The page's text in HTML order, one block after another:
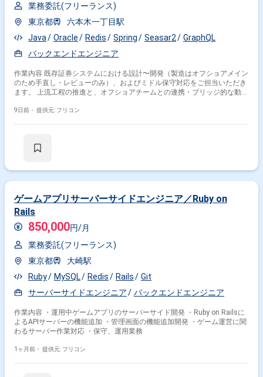
業務委託(フリーランス)
東京都
六本木一丁目駅
Java
Oracle Redis Spring Seasar2
GraphQL
バックエンドエンジニア
作業内容 既存証券システムにおける設計〜開発（製造はオフショアメイン
のため手直し・レビューのみ）、およびミドル保守対応をご担当いただき
ます。 上流工程の推進と、オフショアチームとの連携・ブリッジ的な動き
細設計、ソースレビュー、ミドル保守運用
9日前・ 提供元: フリコン
ゲームアプリサーバーサイドエンジニア／Ruby on
Rails
850,000円/月
業務委託(フリーランス)
東京都
大崎駅
Ruby
MySQL Redis Rails
Git
サーバーサイドエンジニア
バックエンドエンジニア
作業内容 ・運用中ゲームアプリのサーバーサイド開発 ・Ruby on Railsに
よるAPIサーバーの機能追加 ・管理画面の機能追加開発 ・ゲーム運営に関
わるサーバー作業対応 ・保守、運用業務
1ヶ月前・ 提供元: フリコン
Redis × ソーシャルゲーム
特徴で絞り込む
Redis × 副業 Redis × 在宅・リモート
その他の条件で検索する
その他開発言語・スキルから探す
JavaScript
Linux TypeScript Go
その他の職種から探す